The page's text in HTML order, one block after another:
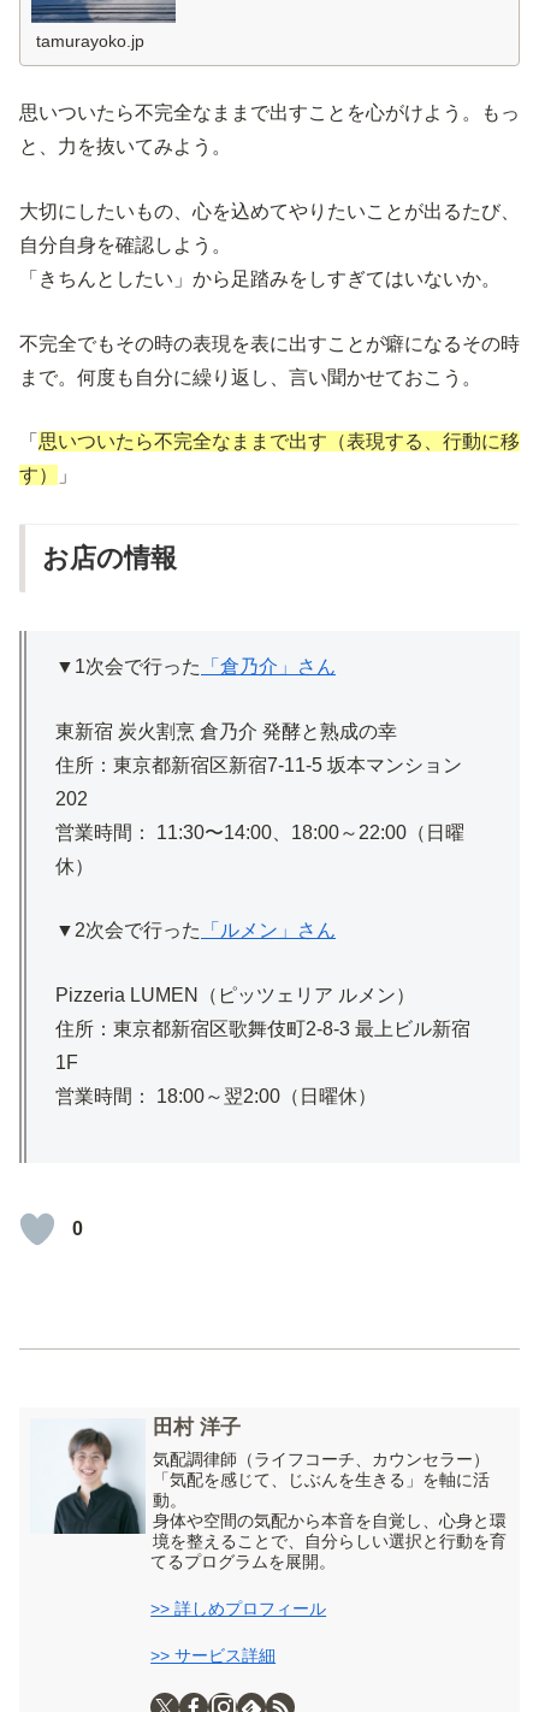
tamurayoko.jp
思いついたら不完全なままで出すことを心がけよう。もっ
と、力を抜いてみよう。
大切にしたいもの、心を込めてやりたいことが出るたび、
自分自身を確認しよう。
「きちんとしたい」から足踏みをしすぎてはいないか。
不完全でもその時の表現を表に出すことが癖になるその時
まで。何度も自分に繰り返し、言い聞かせておこう。
「 思いついたら不完全なままで出す（表現する、行動に移
す）
」
お店の情報
▼1次会で行った 「倉乃介」さん
東新宿 炭火割烹 倉乃介 発酵と熟成の幸
住所：東京都新宿区新宿7-11-5 坂本マンション
202
営業時間： 11:30〜14:00、18:00～22:00（日曜
休）
▼2次会で行った 「ルメン」さん
Pizzeria LUMEN（ピッツェリア ルメン）
住所：東京都新宿区歌舞伎町2-8-3 最上ビル新宿
1F
営業時間： 18:00～翌2:00（日曜休）
0
田村 洋子
気配調律師（ライフコーチ、カウンセラー）
「気配を感じて、じぶんを生きる」を軸に活
動。
身体や空間の気配から本音を自覚し、心身と環
境を整えることで、自分らしい選択と行動を育
てるプログラムを展開。
>> 詳しめプロフィール
>> サービス詳細